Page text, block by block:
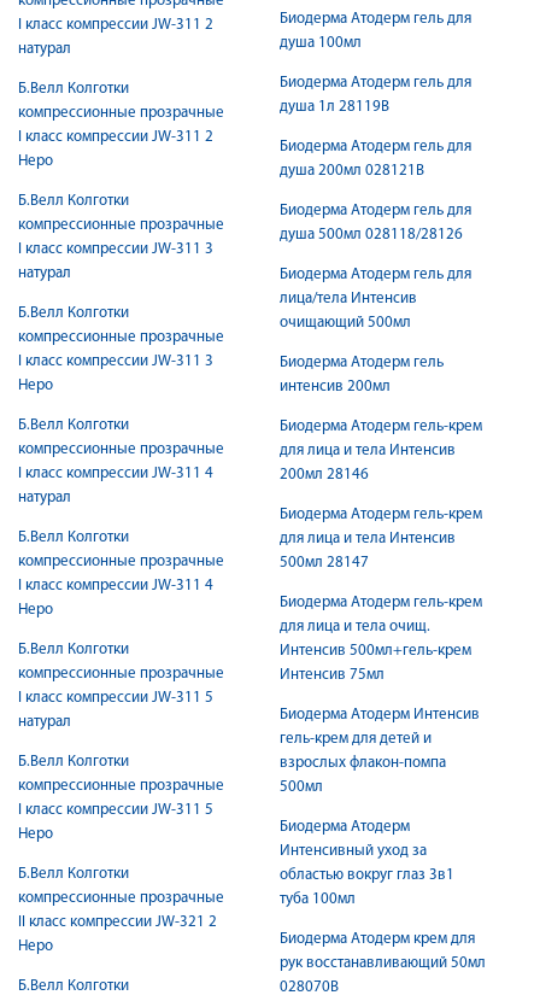
I класс компрессии JW-311 2
натурал
Б.Велл Колготки
компрессионные прозрачные
I класс компрессии JW-311 2
Неро
Б.Велл Колготки
компрессионные прозрачные
I класс компрессии JW-311 3
натурал
Б.Велл Колготки
компрессионные прозрачные
I класс компрессии JW-311 3
Неро
Б.Велл Колготки
компрессионные прозрачные
I класс компрессии JW-311 4
натурал
Б.Велл Колготки
компрессионные прозрачные
I класс компрессии JW-311 4
Неро
Б.Велл Колготки
компрессионные прозрачные
I класс компрессии JW-311 5
натурал
Б.Велл Колготки
компрессионные прозрачные
I класс компрессии JW-311 5
Неро
Б.Велл Колготки
компрессионные прозрачные
II класс компрессии JW-321 2
Неро
Б.Велл Колготки
Биодерма Атодерм гель для
душа 100мл
Биодерма Атодерм гель для
душа 1л 28119B
Биодерма Атодерм гель для
душа 200мл 028121B
Биодерма Атодерм гель для
душа 500мл 028118/28126
Биодерма Атодерм гель для
лица/тела Интенсив
очищающий 500мл
Биодерма Атодерм гель
интенсив 200мл
Биодерма Атодерм гель-крем
для лица и тела Интенсив
200мл 28146
Биодерма Атодерм гель-крем
для лица и тела Интенсив
500мл 28147
Биодерма Атодерм гель-крем
для лица и тела очищ.
Интенсив 500мл+гель-крем
Интенсив 75мл
Биодерма Атодерм Интенсив
гель-крем для детей и
взрослых флакон-помпа
500мл
Биодерма Атодерм
Интенсивный уход за
областью вокруг глаз 3в1
туба 100мл
Биодерма Атодерм крем для
рук восстанавливающий 50мл
028070B